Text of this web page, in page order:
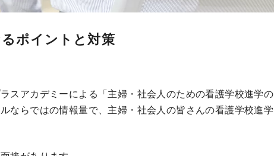
ポイントと対策
スアカデミーによる「主婦・社会人のための看護学校進学の
ならではの情報量で、主婦・社会人の皆さんの看護学校進学